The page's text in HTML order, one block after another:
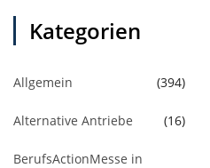
Kategorien
Allgemein (394)
Alternative Antriebe (16)
BerufsActionMesse in